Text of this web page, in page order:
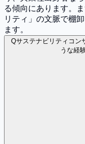
る傾向にあります。
リティ」の文脈で棚
ます。
Qサステナビリティコン
うな経